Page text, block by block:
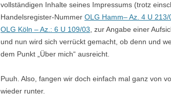
vollständigen Inhalte seines Impressums (trotz
Handelsregister-Nummer OLG Hamm– Az. 4 U 213/
OLG Köln – Az.: 6 U 109/03 , zur Angabe einer
und nun wird sich verrückt gemacht, ob denn und
dem Punkt „Über mich“ ausreicht.
Puuh. Also, fangen wir doch einfach mal ganz von
wieder runter.